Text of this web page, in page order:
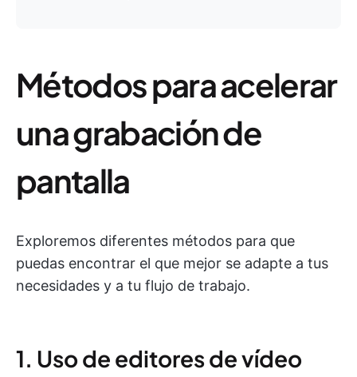
Métodos para acelerar
una grabación de
pantalla
Exploremos diferentes métodos para que
puedas encontrar el que mejor se adapte a tus
necesidades y a tu flujo de trabajo.
1. Uso de editores de vídeo